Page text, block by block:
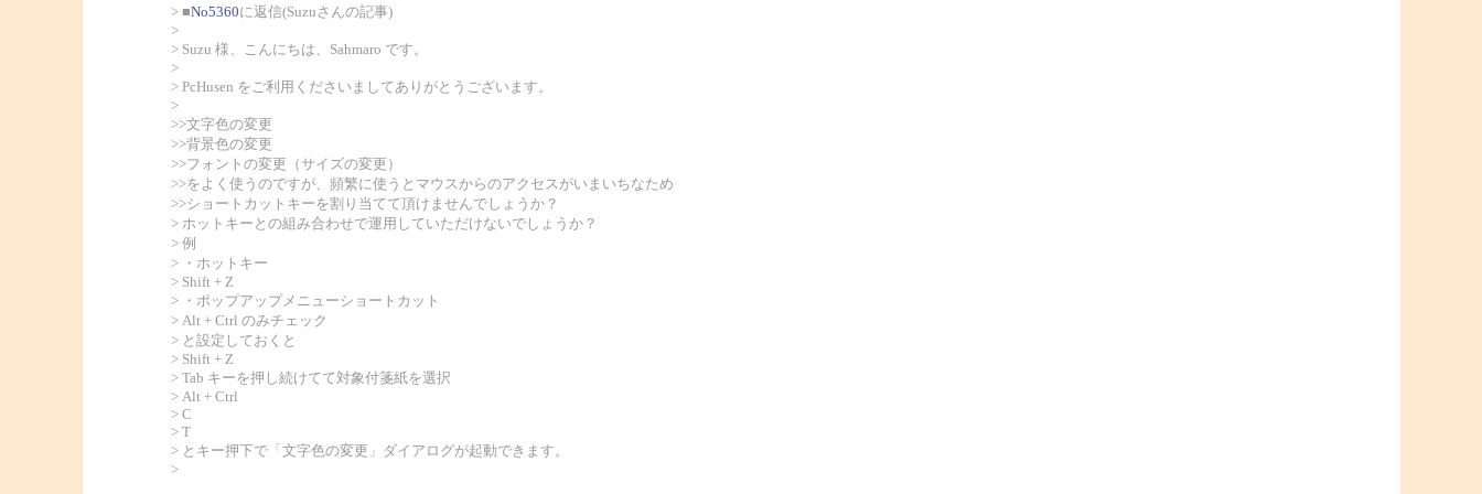
> ■No5360に返信(Suzuさんの記事)
>
> Suzu 様、こんにちは、Sahmaro です。
>
> PcHusen をご利用くださいましてありがとうございます。
>
>>文字色の変更
>>背景色の変更
>>フォントの変更（サイズの変更）
>>をよく使うのですが、頻繁に使うとマウスからのアクセスがいまいちなため
>>ショートカットキーを割り当てて頂けませんでしょうか？
> ホットキーとの組み合わせで運用していただけないでしょうか？
> 例
> ・ホットキー
> Shift + Z
> ・ポップアップメニューショートカット
> Alt + Ctrl のみチェック
> と設定しておくと
> Shift + Z
> Tab キーを押し続けてて対象付箋紙を選択
> Alt + Ctrl
> C
> T
> とキー押下で「文字色の変更」ダイアログが起動できます。
>